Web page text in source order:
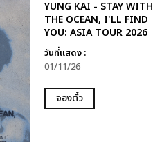
YUNG KAI - STAY WITH
THE OCEAN, I'LL FIND
YOU: ASIA TOUR 2026
วันที่แสดง :
01/11/26
จองตั๋ว